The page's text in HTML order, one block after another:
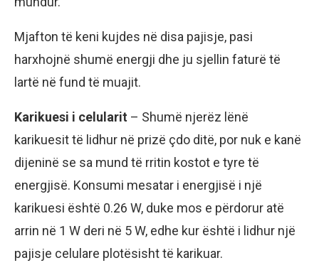
Mjafton të keni kujdes në disa pajisje, pasi
harxhojnë shumë energji dhe ju sjellin faturë të
lartë në fund të muajit.
Karikuesi i celularit – Shumë njerëz lënë
karikuesit të lidhur në prizë çdo ditë, por nuk e kanë
dijeninë se sa mund të rritin kostot e tyre të
energjisë. Konsumi mesatar i energjisë i një
karikuesi është 0.26 W, duke mos e përdorur atë
arrin në 1 W deri në 5 W, edhe kur është i lidhur një
pajisje celulare plotësisht të karikuar.